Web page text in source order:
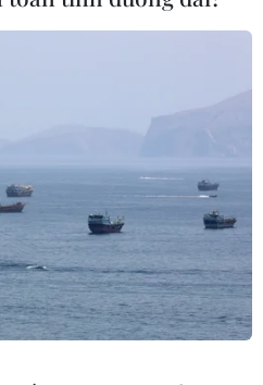
2023
chắn sẽ tăng trưởng âm
hoặc cao hơn, do vẫn phải
và rủi ro.